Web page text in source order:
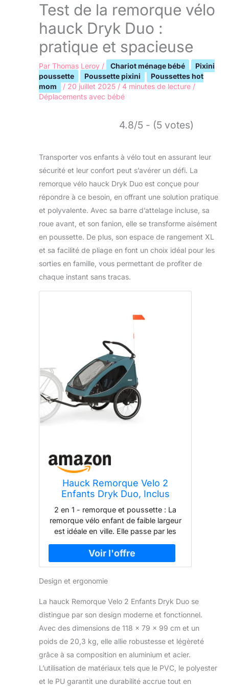
Test de la remorque vélo
hauck Dryk Duo :
pratique et spacieuse
Par Thomas Leroy / Chariot ménage bébé
Pixini
poussette
Poussette pixini
Poussettes hot
mom
/ 20 juillet 2025 / 4 minutes de lecture /
Déplacements avec bébé
4.8/5 - (5 votes)
Transporter vos enfants à vélo tout en assurant leur
sécurité et leur confort peut s’avérer un défi. La
remorque vélo hauck Dryk Duo est conçue pour
répondre à ce besoin, en offrant une solution pratique
et polyvalente. Avec sa barre d’attelage incluse, sa
roue avant, et son fanion, elle se transforme aisément
en poussette. De plus, son espace de rangement XL
et sa facilité de pliage en font un choix idéal pour les
sorties en famille, vous permettant de profiter de
chaque instant sans tracas.
Hauck Remorque Velo 2
Enfants Dryk Duo, Inclus
Barre d'Attelage, Roue Avant
et Fanion, Pliable, Espace
Rangement XL, Facile à Fixer,
Utilisation en Poussette,
Ocean Green
2 en 1 - remorque et poussette : La
remorque vélo enfant de faible largeur
est idéale en ville. Elle passe par les
les pistes cyclables et se plie
facilement. Confortable pour deux
sécurité et confort aux frères et
chacun, sur le chemin de la crèche ou
lors d'une sortie le week-end.
Utilisation facile : Boutons de fonction
pour transformation de la poussette
seulement trois étapes et pour le
pliage. Attelage et dételage du vélo
tout aussi simples. Design fonctionnel
Design et ergonomie
La hauck Remorque Velo 2 Enfants Dryk Duo se
distingue par son design moderne et fonctionnel.
Avec des dimensions de 118 x 79 x 99 cm et un
poids de 20,3 kg, elle allie robustesse et légèreté
grâce à sa composition en aluminium et acier.
L’utilisation de matériaux tels que le PVC, le polyester
et le PU garantit une durabilité accrue tout en